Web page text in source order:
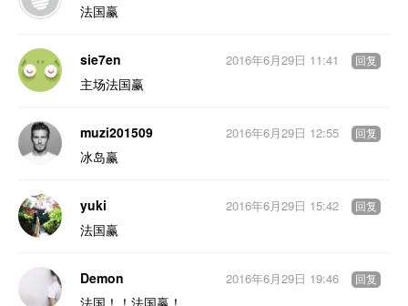
法国赢
sie7en
主场法国赢
2016年6月29日 11:41 回复
muzi201509
冰岛赢
2016年6月29日 12:55 回复
yuki
法国赢
2016年6月29日 15:42 回复
Demon
法国！！法国赢！
2016年6月29日 19:46 回复